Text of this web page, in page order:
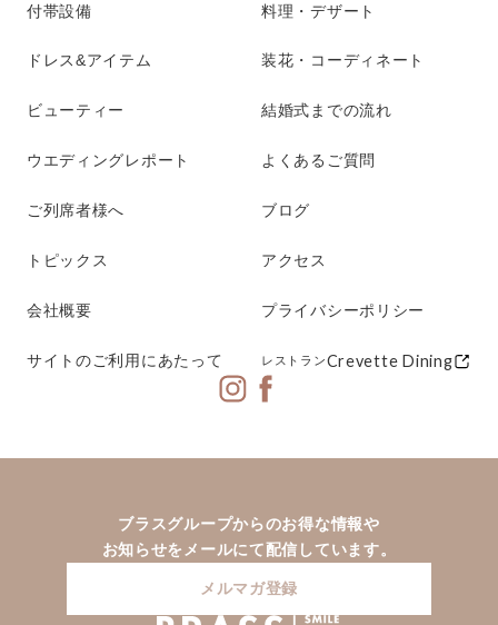
付帯設備 料理・デザート
ドレス&アイテム 装花・コーディネート
ビューティー 結婚式までの流れ
ウエディングレポート よくあるご質問
ご列席者様へ ブログ
トピックス アクセス
会社概要 プライバシーポリシー
サイトのご利用にあたって レストランCrevette Dining
ブラスグループからのお得な情報や
お知らせをメールにて配信しています。
メルマガ登録